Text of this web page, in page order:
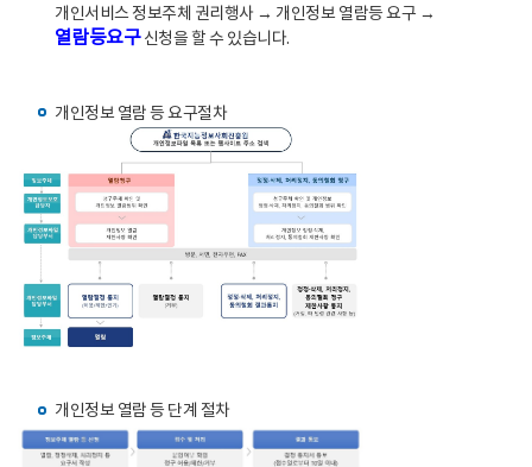
개인서비스 정보주체 권리행사 → 개인정보 열람등 요구 →
열람등요구신청을 할 수 있습니다.
개인정보 열람 등 요구절차
개인정보 열람 등 단계 절차